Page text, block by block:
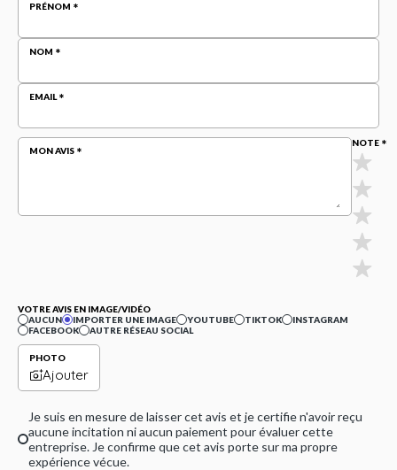
PRÉNOM
NOM
EMAIL
MON AVIS
NOTE
VOTRE AVIS EN IMAGE/VIDÉO
AUCUN
IMPORTER UNE IMAGE YOUTUBE TIKTOK
INSTAGRAM
FACEBOOK
AUTRE RÉSEAU SOCIAL
PHOTO
Ajouter
Je suis en mesure de laisser cet avis et je certifie n'avoir reçu
aucune incitation ni aucun paiement pour évaluer cette
entreprise. Je confirme que cet avis porte sur ma propre
expérience vécue.